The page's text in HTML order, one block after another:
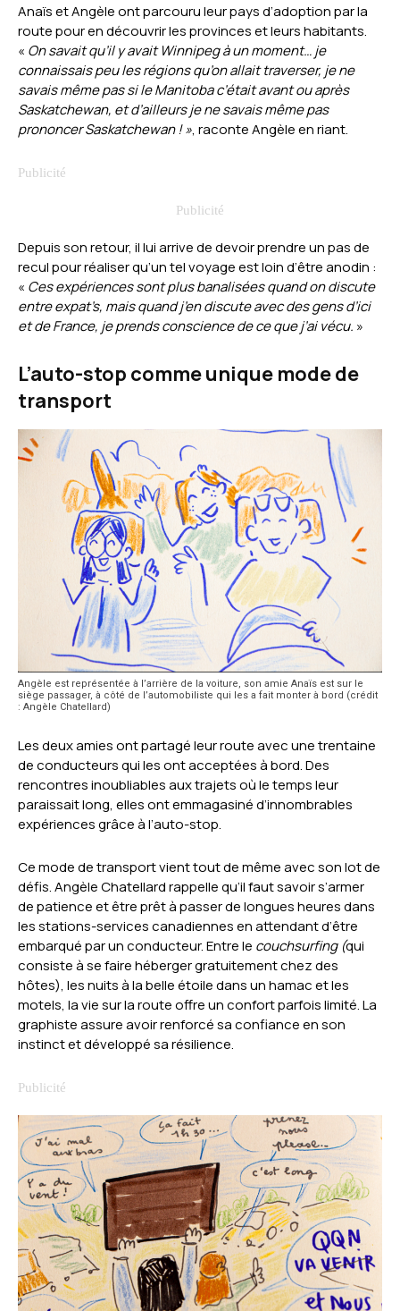
Anaïs et Angèle ont parcouru leur pays d’adoption par la
route pour en découvrir les provinces et leurs habitants.
« On savait qu’il y avait Winnipeg à un moment… je
connaissais peu les régions qu’on allait traverser, je ne
savais même pas si le Manitoba c’était avant ou après
Saskatchewan, et d’ailleurs je ne savais même pas
prononcer Saskatchewan ! », raconte Angèle en riant.
Depuis son retour, il lui arrive de devoir prendre un pas de
recul pour réaliser qu’un tel voyage est loin d’être anodin :
« Ces expériences sont plus banalisées quand on discute
entre expat’s, mais quand j’en discute avec des gens d’ici
et de France, je prends conscience de ce que j’ai vécu. »
L’auto-stop comme unique mode de
transport
Angèle est représentée à l’arrière de la voiture, son amie Anaïs est sur le
siège passager, à côté de l’automobiliste qui les a fait monter à bord (crédit
: Angèle Chatellard)
Les deux amies ont partagé leur route avec une trentaine
de conducteurs qui les ont acceptées à bord. Des
rencontres inoubliables aux trajets où le temps leur
paraissait long, elles ont emmagasiné d’innombrables
expériences grâce à l’auto-stop.
Ce mode de transport vient tout de même avec son lot de
défis. Angèle Chatellard rappelle qu’il faut savoir s’armer
de patience et être prêt à passer de longues heures dans
les stations-services canadiennes en attendant d’être
embarqué par un conducteur. Entre le couchsurfing (qui
consiste à se faire héberger gratuitement chez des
hôtes), les nuits à la belle étoile dans un hamac et les
motels, la vie sur la route offre un confort parfois limité. La
graphiste assure avoir renforcé sa confiance en son
instinct et développé sa résilience.